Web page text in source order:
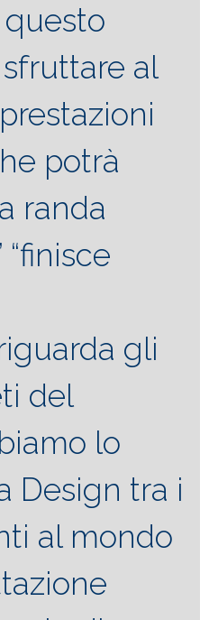
questo
al
potrà
randa
“finisce
gli
del
lo
Design tra i
al mondo